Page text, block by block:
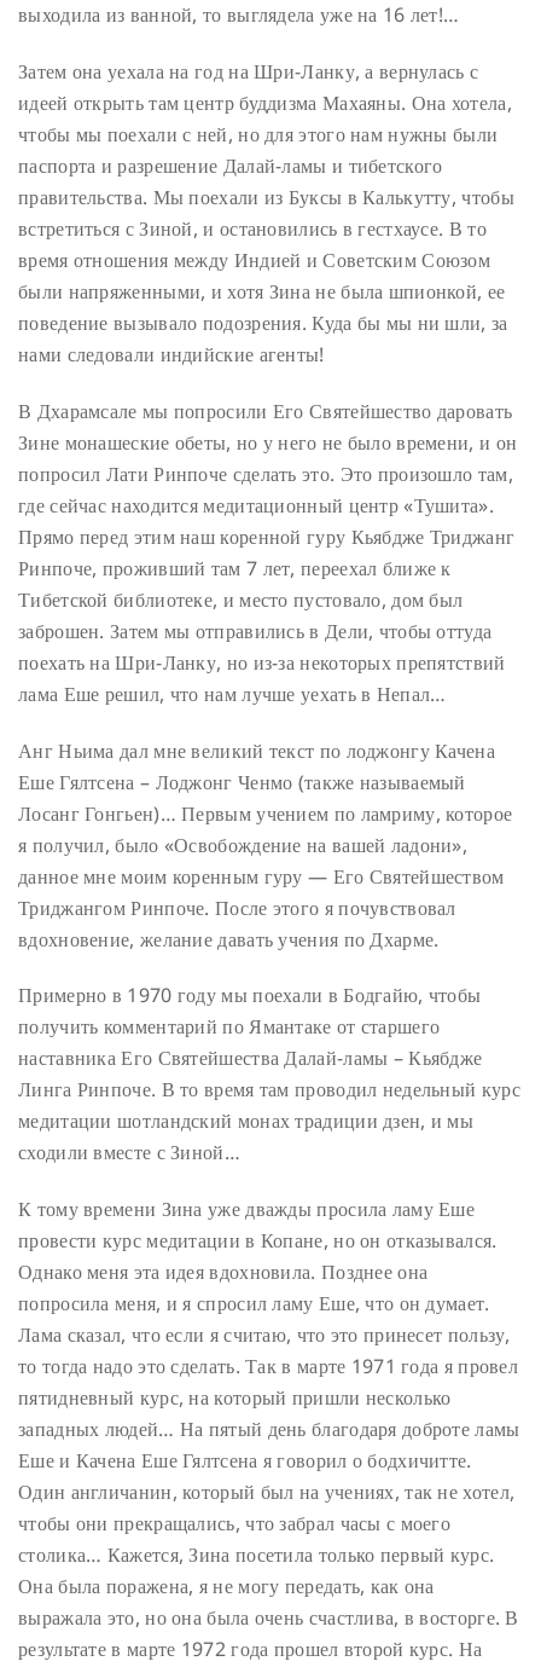
выходила из ванной, то выглядела уже на 16 лет!…
Затем она уехала на год на Шри-Ланку, а вернулась с
идеей открыть там центр буддизма Махаяны. Она хотела,
чтобы мы поехали с ней, но для этого нам нужны были
паспорта и разрешение Далай-ламы и тибетского
правительства. Мы поехали из Буксы в Калькутту, чтобы
встретиться с Зиной, и остановились в гестхаусе. В то
время отношения между Индией и Советским Союзом
были напряженными, и хотя Зина не была шпионкой, ее
поведение вызывало подозрения. Куда бы мы ни шли, за
нами следовали индийские агенты!
В Дхарамсале мы попросили Его Святейшество даровать
Зине монашеские обеты, но у него не было времени, и он
попросил Лати Ринпоче сделать это. Это произошло там,
где сейчас находится медитационный центр «Тушита».
Прямо перед этим наш коренной гуру Кьябдже Триджанг
Ринпоче, проживший там 7 лет, переехал ближе к
Тибетской библиотеке, и место пустовало, дом был
заброшен. Затем мы отправились в Дели, чтобы оттуда
поехать на Шри-Ланку, но из-за некоторых препятствий
лама Еше решил, что нам лучше уехать в Непал…
Анг Ньима дал мне великий текст по лоджонгу Качена
Еше Гялтсена – Лоджонг Ченмо (также называемый
Лосанг Гонгьен)… Первым учением по ламриму, которое
я получил, было «Освобождение на вашей ладони»,
данное мне моим коренным гуру — Его Святейшеством
Триджангом Ринпоче. После этого я почувствовал
вдохновение, желание давать учения по Дхарме.
Примерно в 1970 году мы поехали в Бодгайю, чтобы
получить комментарий по Ямантаке от старшего
наставника Его Святейшества Далай-ламы – Кьябдже
Линга Ринпоче. В то время там проводил недельный курс
медитации шотландский монах традиции дзен, и мы
сходили вместе с Зиной…
К тому времени Зина уже дважды просила ламу Еше
провести курс медитации в Копане, но он отказывался.
Однако меня эта идея вдохновила. Позднее она
попросила меня, и я спросил ламу Еше, что он думает.
Лама сказал, что если я считаю, что это принесет пользу,
то тогда надо это сделать. Так в марте 1971 года я провел
пятидневный курс, на который пришли несколько
западных людей… На пятый день благодаря доброте ламы
Еше и Качена Еше Гялтсена я говорил о бодхичитте.
Один англичанин, который был на учениях, так не хотел,
чтобы они прекращались, что забрал часы с моего
столика… Кажется, Зина посетила только первый курс.
Она была поражена, я не могу передать, как она
выражала это, но она была очень счастлива, в восторге. В
результате в марте 1972 года прошел второй курс. На